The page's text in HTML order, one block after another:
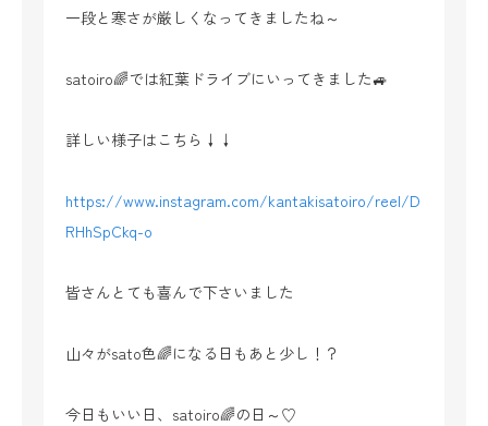
一段と寒さが厳しくなってきましたね～
satoiro🌈では紅葉ドライブにいってきました🚙
詳しい様子はこちら↓↓
https://www.instagram.com/kantakisatoiro/reel/D
RHhSpCkq-o
皆さんとても喜んで下さいました
山々がsato色🌈になる日もあと少し！？
今日もいい日、satoiro🌈の日～♡